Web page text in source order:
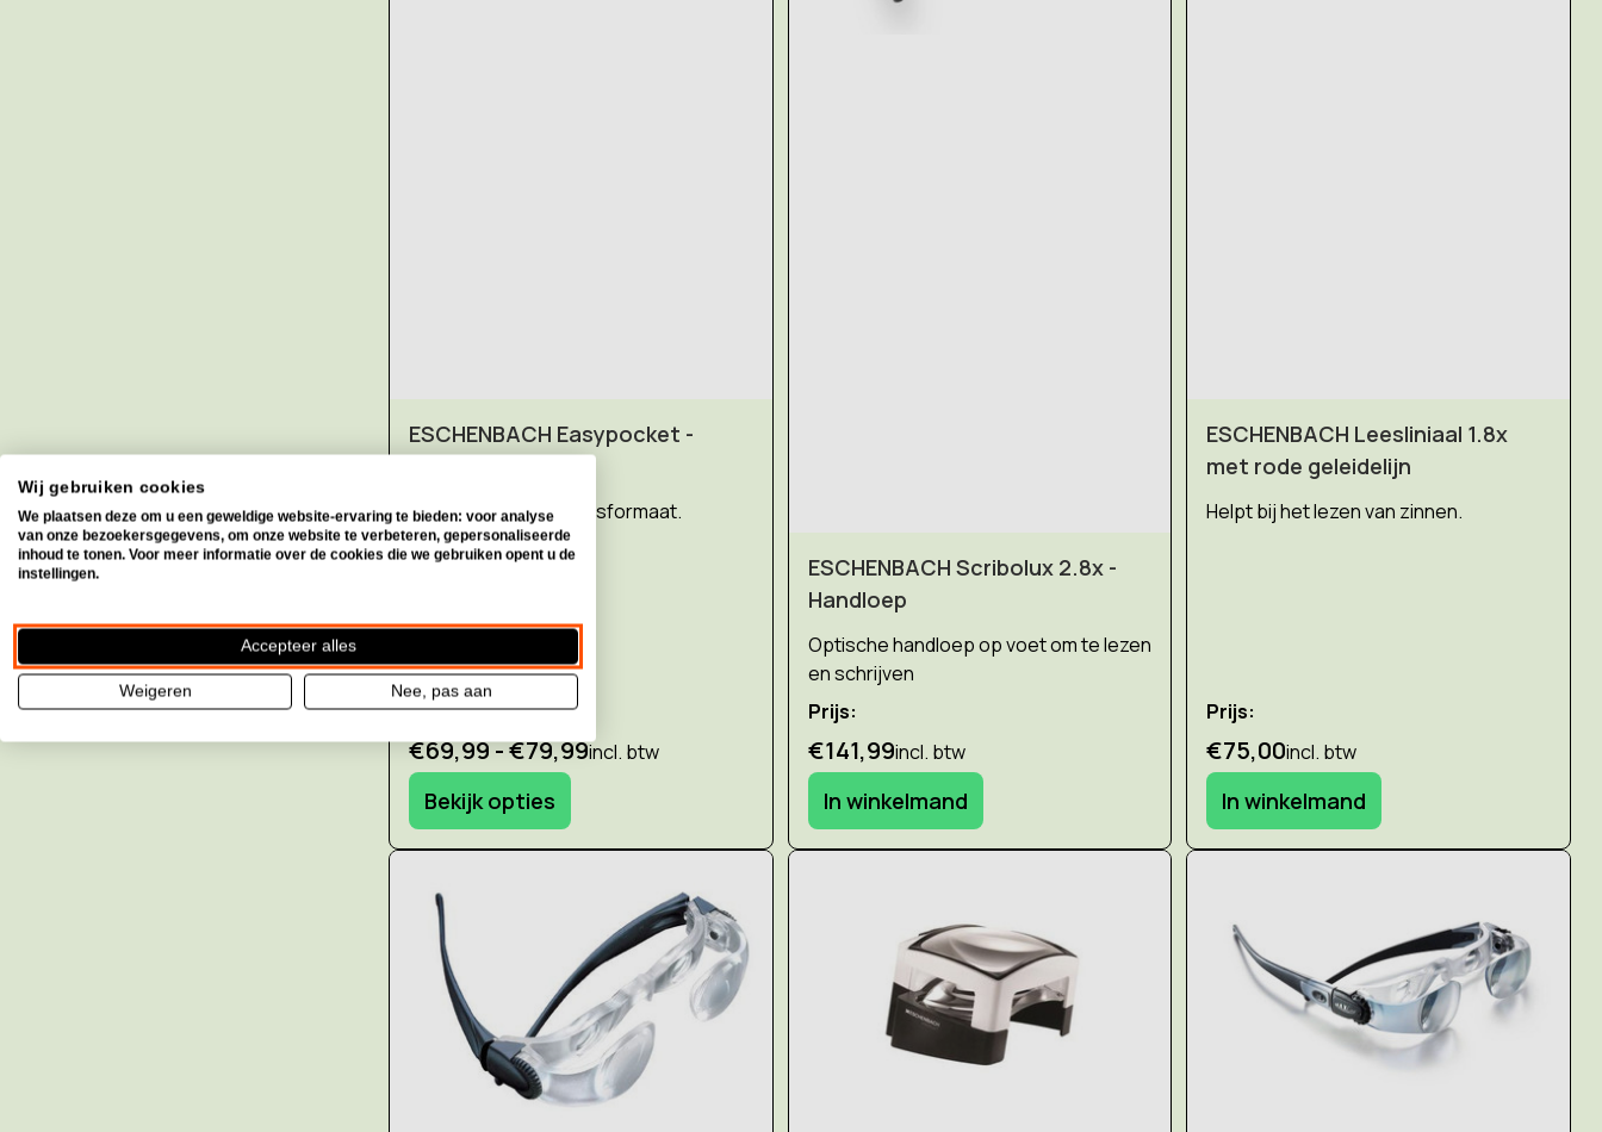
ESCHENBACH Easypocket -
Handloepje in bankpasformaat.
Prijs:
€69,99 - €79,99incl. btw
Bekijk opties
ESCHENBACH Scribolux 2.8x -
Handloep
Optische handloep op voet om te lezen
en schrijven
Prijs:
€141,99incl. btw
In winkelmand
ESCHENBACH Leesliniaal 1.8x
met rode geleidelijn
Helpt bij het lezen van zinnen.
Prijs:
€75,00incl. btw
In winkelmand
Wij gebruiken cookies
We plaatsen deze om u een geweldige website-ervaring te bieden: voor analyse
van onze bezoekersgegevens, om onze website te verbeteren, gepersonaliseerde
inhoud te tonen. Voor meer informatie over de cookies die we gebruiken opent u de
instellingen.
Accepteer alles
Weigeren Nee, pas aan